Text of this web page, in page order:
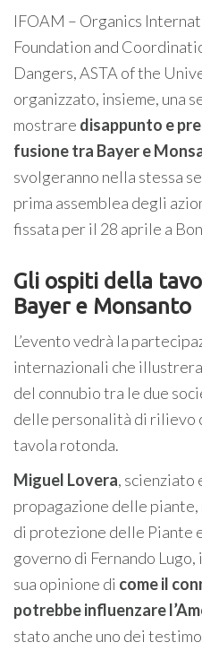
IFOAM – Organics
Foundation and
Dangers, ASTA of the
organizzato, insieme, una
mostrare disappunto e
fusione tra Bayer e
svolgeranno nella stessa
prima assemblea degli
fissata per il 28 aprile a
Gli ospiti della
Bayer e Monsanto
L’evento vedrà la
internazionali che
del connubio tra le due
delle personalità di rilievo
tavola rotonda.
Miguel Lovera,
propagazione delle
di protezione delle Piante
governo di Fernando
sua opinione di come il
potrebbe influenzare
stato anche uno dei